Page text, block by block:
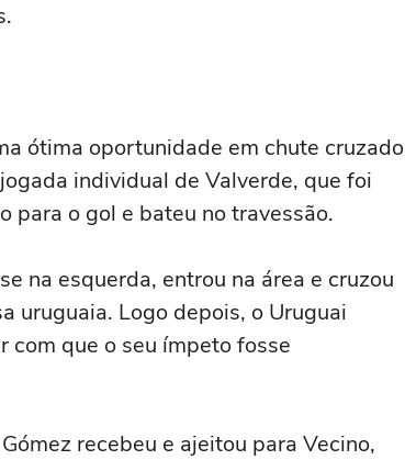
ótima oportunidade em chute cruzado
individual de Valverde, que foi
para o gol e bateu no travessão.
na esquerda, entrou na área e cruzou
uruguaia. Logo depois, o Uruguai
com que o seu ímpeto fosse
recebeu e ajeitou para Vecino,